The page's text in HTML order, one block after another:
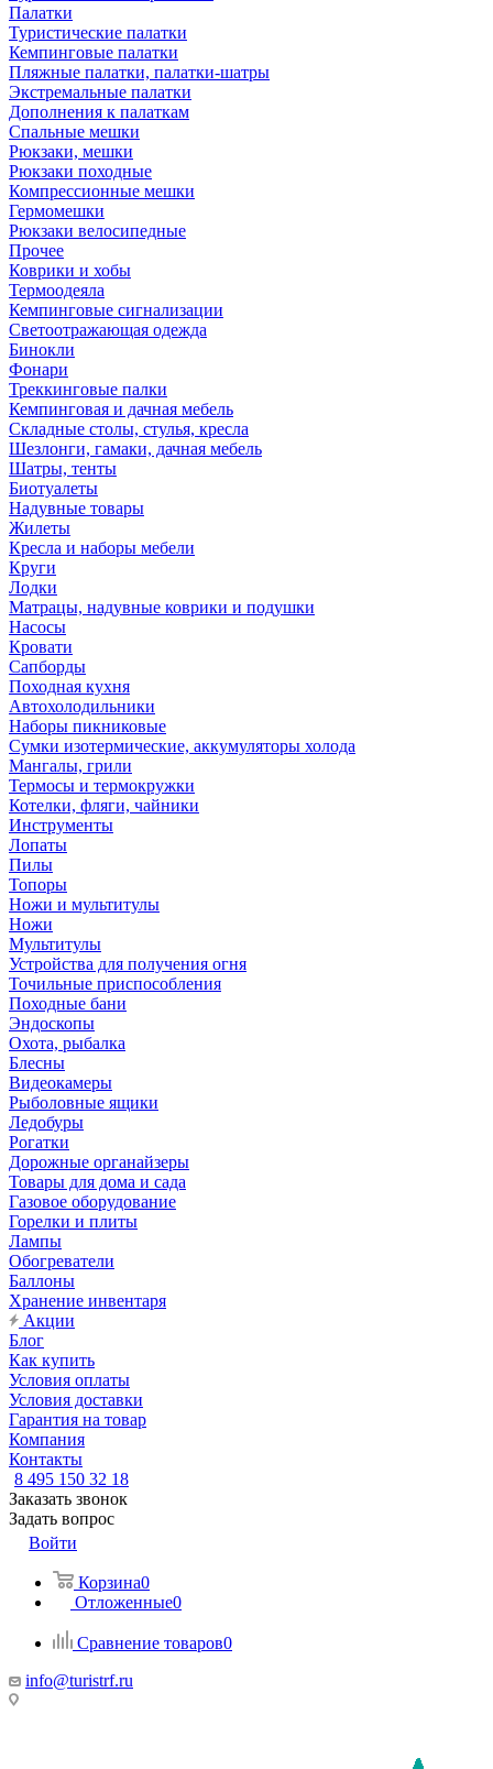
Палатки
Туристические палатки
Кемпинговые палатки
Пляжные палатки, палатки-шатры
Экстремальные палатки
Дополнения к палаткам
Спальные мешки
Рюкзаки, мешки
Рюкзаки походные
Компрессионные мешки
Гермомешки
Рюкзаки велосипедные
Прочее
Коврики и хобы
Термоодеяла
Кемпинговые сигнализации
Светоотражающая одежда
Бинокли
Фонари
Треккинговые палки
Кемпинговая и дачная мебель
Складные столы, стулья, кресла
Шезлонги, гамаки, дачная мебель
Шатры, тенты
Биотуалеты
Надувные товары
Жилеты
Кресла и наборы мебели
Круги
Лодки
Матрацы, надувные коврики и подушки
Насосы
Кровати
Сапборды
Походная кухня
Автохолодильники
Наборы пикниковые
Сумки изотермические, аккумуляторы холода
Мангалы, грили
Термосы и термокружки
Котелки, фляги, чайники
Инструменты
Лопаты
Пилы
Топоры
Ножи и мультитулы
Ножи
Мультитулы
Устройства для получения огня
Точильные приспособления
Походные бани
Эндоскопы
Охота, рыбалка
Блесны
Видеокамеры
Рыболовные ящики
Ледобуры
Рогатки
Дорожные органайзеры
Товары для дома и сада
Газовое оборудование
Горелки и плиты
Лампы
Обогреватели
Баллоны
Хранение инвентаря
Акции
Блог
Как купить
Условия оплаты
Условия доставки
Гарантия на товар
Компания
Контакты
8 495 150 32 18
Заказать звонок
Задать вопрос
Войти
Корзина0
Отложенные0
Сравнение товаров0
info@turistrf.ru